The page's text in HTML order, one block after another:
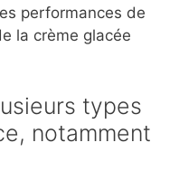
performances de
la crème glacée
types
notamment